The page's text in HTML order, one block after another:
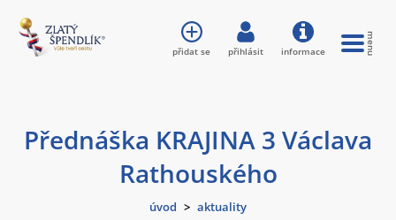
Přednáška KRAJINA 3 Václava
Rathouského
úvod > aktuality
přidat se přihlásit informace